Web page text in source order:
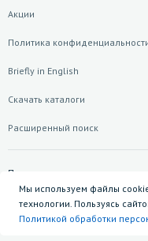
Акции
Политика
Briefly in English
Скачать каталоги
Расширенный поиск
Подписаться на рассылку
Мы используем файлы
технологии. Пользуясь
Политикой обработки